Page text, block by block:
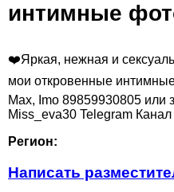
интимные
❤️Яркая, нежная и
мои откровенные
Мах, Imo 89859930805 или
Miss_eva30 Telegram
Регион:
Написать